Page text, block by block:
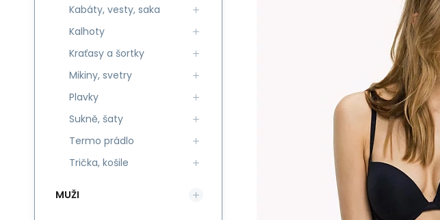
Kabáty, vesty, saka
Kalhoty
Kraťasy a šortky
Mikiny, svetry
Plavky
Sukně, šaty
Termo prádlo
Trička, košile
MUŽI